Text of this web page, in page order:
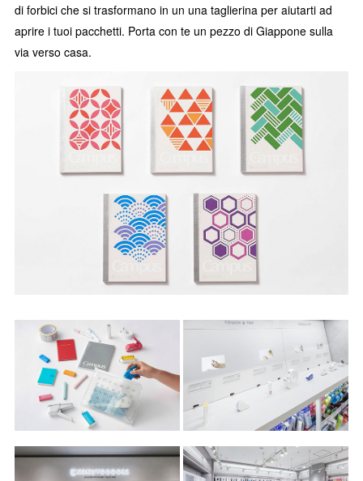
di forbici che si trasformano in un una taglierina per aiutarti ad
aprire i tuoi pacchetti. Porta con te un pezzo di Giappone sulla
via verso casa.